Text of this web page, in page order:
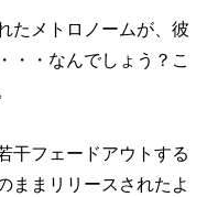
たメトロノームが、彼
・・なんでしょう？こ
干フェードアウトする
ままリリースされたよ